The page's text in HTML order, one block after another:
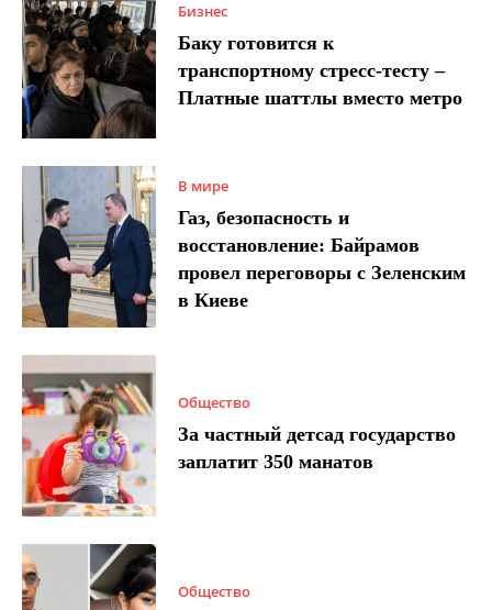
Бизнес
Баку готовится к
транспортному стресс-тесту –
Платные шаттлы вместо метро
В мире
Газ, безопасность и
восстановление: Байрамов
провел переговоры с Зеленским
в Киеве
Общество
За частный детсад государство
заплатит 350 манатов
Общество